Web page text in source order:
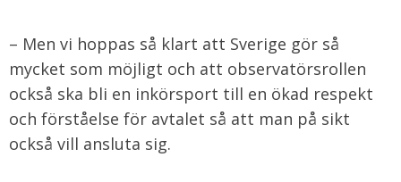
– Men vi hoppas så klart att Sverige gör så
mycket som möjligt och att observatörsrollen
också ska bli en inkörsport till en ökad respekt
och förståelse för avtalet så att man på sikt
också vill ansluta sig.